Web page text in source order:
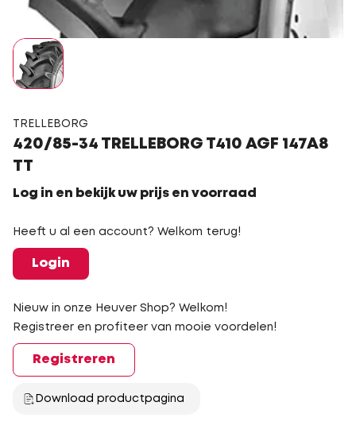
TRELLEBORG
420/85-34 TRELLEBORG T410 AGF 147A8
TT
Log in en bekijk uw prijs en voorraad
Heeft u al een account? Welkom terug!
Login
Nieuw in onze Heuver Shop? Welkom!
Registreer en profiteer van mooie voordelen!
Registreren
Download productpagina